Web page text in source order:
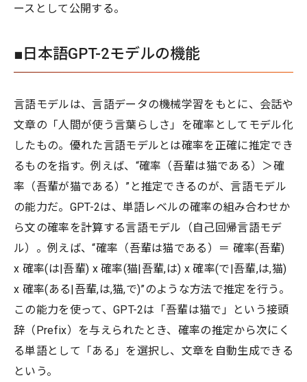
ースとして公開する。
■日本語GPT-2モデルの機能
言語モデルは、言語データの機械学習をもとに、会話や
文章の「人間が使う言葉らしさ」を確率としてモデル化
したもの。優れた言語モデルとは確率を正確に推定でき
るものを指す。例えば、“確率（吾輩は猫である）＞確
率（吾輩が猫である）”と推定できるのが、言語モデル
の能力だ。GPT-2は、単語レベルの確率の組み合わせか
ら文の確率を計算する言語モデル（自己回帰言語モデ
ル）。例えば、“確率（吾輩は猫である）＝ 確率(吾輩)
x 確率(は|吾輩) x 確率(猫|吾輩,は) x 確率(で|吾輩,は,猫)
x 確率(ある|吾輩,は,猫,で)”のような方法で推定を行う。
この能力を使って、GPT-2は「吾輩は猫で」という接頭
辞（Prefix）を与えられたとき、確率の推定から次にく
る単語として「ある」を選択し、文章を自動生成できる
という。